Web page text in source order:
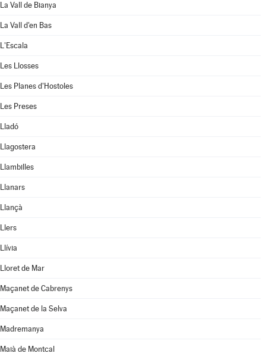
La Vall de Bianya
La Vall d'en Bas
L'Escala
Les Llosses
Les Planes d'Hostoles
Les Preses
Lladó
Llagostera
Llambilles
Llanars
Llançà
Llers
Llívia
Lloret de Mar
Maçanet de Cabrenys
Maçanet de la Selva
Madremanya
Maià de Montcal